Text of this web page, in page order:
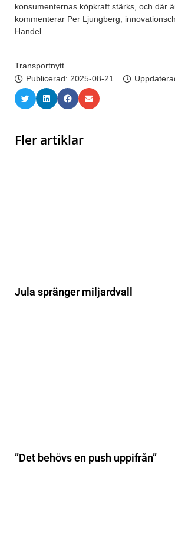
konsumenternas köpkraft stärks, och där
kommenterar Per Ljungberg,
Handel.
Transportnytt
Publicerad: 2025-08-21
Fler artiklar
Jula spränger miljardvall
”Det behövs en push uppifrån”